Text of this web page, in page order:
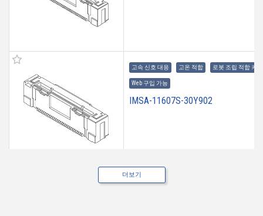
고속 신호 대응 고온 적합 로봇 조립 적합 커
Web 구입 가능
IMSA-11607S-30Y902
고속 신호 대응
더보기